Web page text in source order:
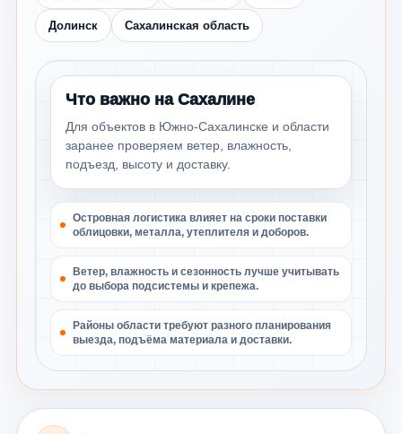
Долинск Сахалинская область
Что важно на Сахалине
Для объектов в Южно-Сахалинске и области
заранее проверяем ветер, влажность,
подъезд, высоту и доставку.
Островная логистика влияет на сроки поставки
облицовки, металла, утеплителя и доборов.
Ветер, влажность и сезонность лучше учитывать
до выбора подсистемы и крепежа.
Районы области требуют разного планирования
выезда, подъёма материала и доставки.